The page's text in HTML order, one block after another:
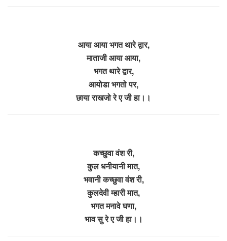
आया आया भगत थारे द्वार,
माताजी आया आया,
भगत थारे द्वार,
आयोडा भगतो पर,
छाया राखजो रे ए जी हा।।
कच्छुवा वंश री,
कुल धनीयानी मात,
भवानी कच्छुवा वंश री,
कुलदेवी म्हारी मात,
भगत मनावे घणा,
भाव सु रे ए जी हा।।